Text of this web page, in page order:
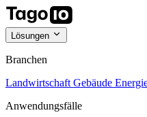
Lösungen
Branchen
Landwirtschaft Gebäude
Anwendungsfälle